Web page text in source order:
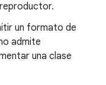
un formato de
admite
una clase